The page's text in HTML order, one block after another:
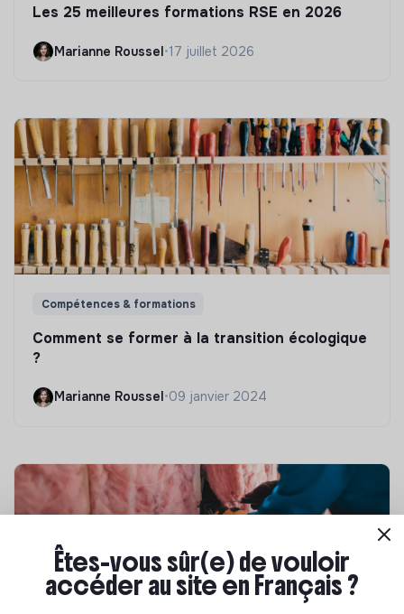
Les 25 meilleures formations RSE en 2026
Marianne Roussel•17 juillet 2026
Compétences & formations
Comment se former à la transition écologique
?
Marianne Roussel •09 janvier 2024
Êtes-vous sûr(e) de vouloir
accéder au site en Français ?